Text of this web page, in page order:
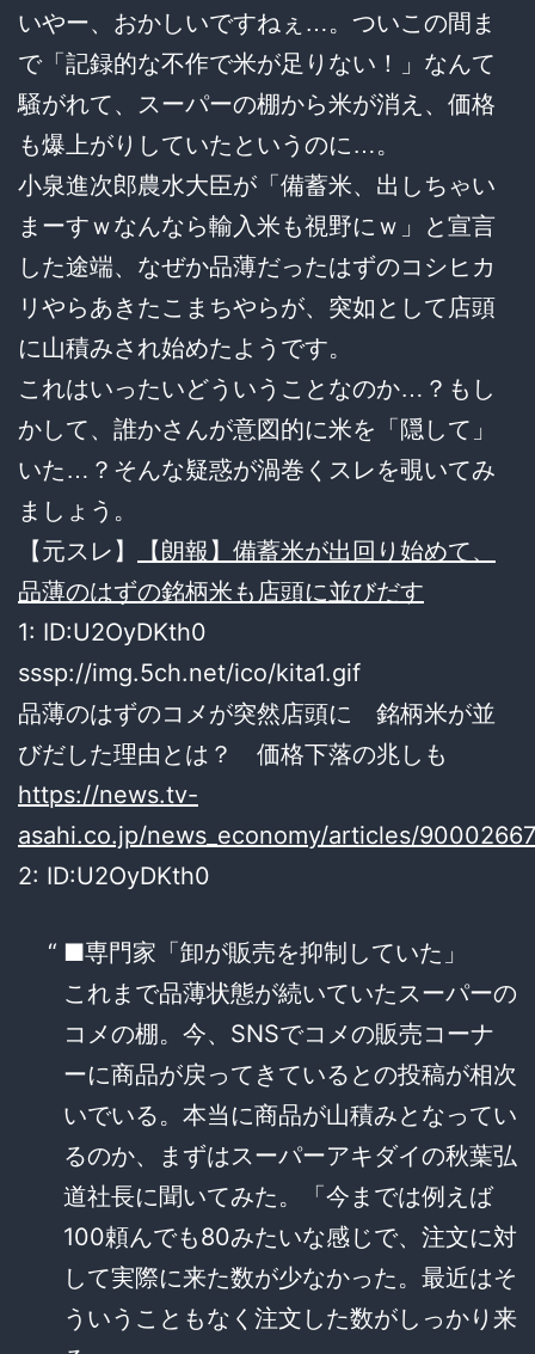
いやー、おかしいですねぇ…。ついこの間ま
で「記録的な不作で米が足りない！」なんて
騒がれて、スーパーの棚から米が消え、価格
も爆上がりしていたというのに…。
小泉進次郎農水大臣が「備蓄米、出しちゃい
まーすｗなんなら輸入米も視野にｗ」と宣言
した途端、なぜか品薄だったはずのコシヒカ
リやらあきたこまちやらが、突如として店頭
に山積みされ始めたようです。
これはいったいどういうことなのか…？もし
かして、誰かさんが意図的に米を「隠して」
いた…？そんな疑惑が渦巻くスレを覗いてみ
ましょう。
【元スレ】
【朗報】備蓄米が出回り始めて、
品薄のはずの銘柄米も店頭に並びだす
1: ID:U2OyDKth0
sssp://img.5ch.net/ico/kita1.gif
品薄のはずのコメが突然店頭に 銘柄米が並
びだした理由とは？ 価格下落の兆しも
https://news.tv-
asahi.co.jp/news_economy/articles/
2: ID:U2OyDKth0
■専門家「卸が販売を抑制していた」
これまで品薄状態が続いていたスーパーの
コメの棚。今、SNSでコメの販売コーナ
ーに商品が戻ってきているとの投稿が相次
いでいる。本当に商品が山積みとなってい
るのか、まずはスーパーアキダイの秋葉弘
道社長に聞いてみた。「今までは例えば
100頼んでも80みたいな感じで、注文に対
して実際に来た数が少なかった。最近はそ
ういうこともなく注文した数がしっかり来